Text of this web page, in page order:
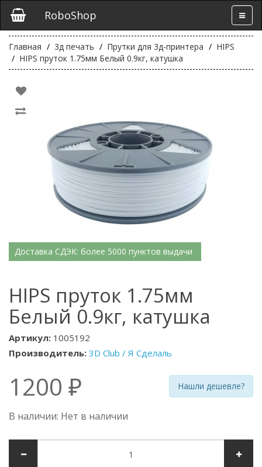
RoboShop
Главная 3д печать Прутки для 3д-принтера
HIPS
HIPS пруток 1.75мм Белый 0.9кг, катушка
Доставка СДЭК: более 5000 пунктов выдачи
HIPS пруток 1.75мм
Белый 0.9кг, катушка
Артикул: 1005192
Производитель: 3D Club / Я Сделаль
1200 ₽ Нашли дешевле?
В наличии: Нет в наличии